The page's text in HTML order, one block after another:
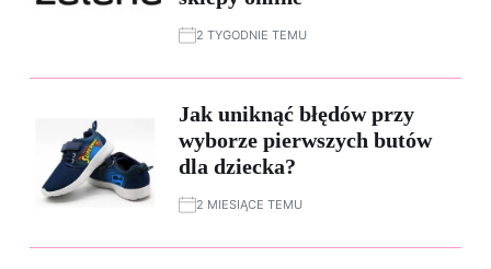
2 TYGODNIE TEMU
Jak uniknąć błędów przy
wyborze pierwszych butów
dla dziecka?
2 MIESIĄCE TEMU